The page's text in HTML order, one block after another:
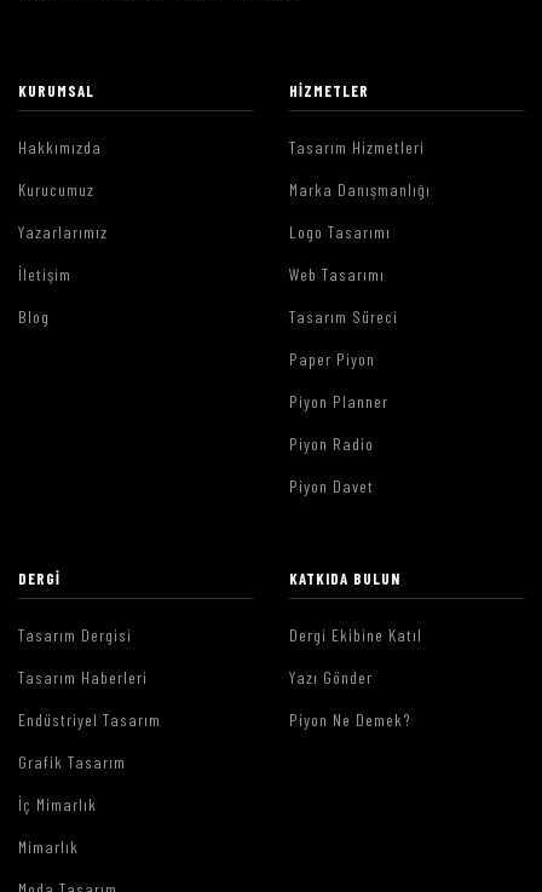
KURUMSAL
Hakkımızda
Kurucumuz
Yazarlarımız
İletişim
Blog
HIZMETLER
Tasarım Hizmetleri
Marka Danışmanlığı
Logo Tasarımı
Web Tasarımı
Tasarım Süreci
Paper Piyon
Piyon Planner
Piyon Radio
Piyon Davet
DERGI
Tasarım Dergisi
Tasarım Haberleri
Endüstriyel Tasarım
Grafik Tasarım
İç Mimarlık
Mimarlık
KATKIDA BULUN
Dergi Ekibine Katıl
Yazı Gönder
Piyon Ne Demek?